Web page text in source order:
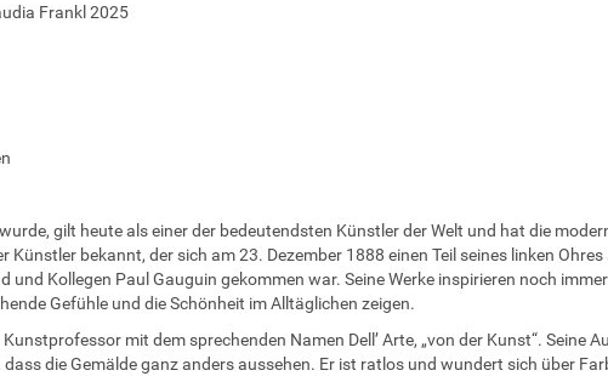
Frankl 2025
gilt heute als einer der bedeutendsten Künstler der Welt und hat die
Künstler bekannt, der sich am 23. Dezember 1888 einen Teil seines linken
und Kollegen Paul Gauguin gekommen war. Seine Werke inspirieren noch
Gefühle und die Schönheit im Alltäglichen zeigen.
mit dem sprechenden Namen Dell’ Arte, „von der Kunst“. Seine
die Gemälde ganz anders aussehen. Er ist ratlos und wundert sich über